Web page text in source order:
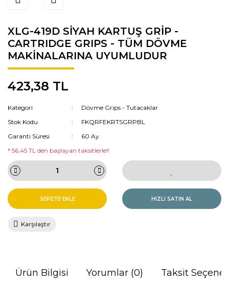
XLG-419D SİYAH KARTUŞ GRİP -
CARTRIDGE GRIPS - TÜM DÖVME
MAKİNALARINA UYUMLUDUR
423,38 TL
Kategori
Dövme Grips - Tutacaklar
Stok Kodu
FKQRFEKRTSGRPBL
Garanti Süresi
60 Ay
* 56,45 TL den başlayan taksitlerle!!
SEPETE EKLE HIZLI SATIN AL
Karşılaştır
Ürün Bilgisi Yorumlar (0) Taksit